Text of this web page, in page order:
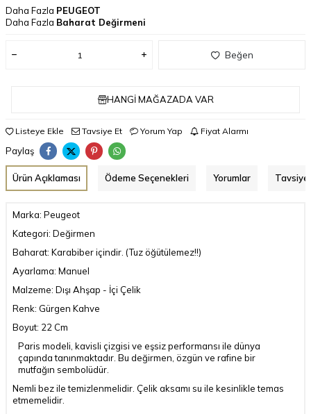
Daha Fazla PEUGEOT
Daha Fazla Baharat Değirmeni
Beğen
HANGI MAĞAZADA VAR
Listeye Ekle Tavsiye Et Yorum Yap Fiyat Alarmı
Paylaş
Ürün Açıklaması Ödeme Seçenekleri Yorumlar Tavsiye
Marka: Peugeot
Kategori: Değirmen
Baharat: Karabiber içindir. (Tuz öğütülemez!!)
Ayarlama: Manuel
Malzeme: Dışı Ahşap - İçi Çelik
Renk: Gürgen Kahve
Boyut: 22 Cm
Paris modeli, kavisli çizgisi ve eşsiz performansı ile dünya
çapında tanınmaktadır. Bu değirmen, özgün ve rafine bir
mutfağın sembolüdür.
Nemli bez ile temizlenmelidir. Çelik aksamı su ile kesinlikle temas
etmemelidir.